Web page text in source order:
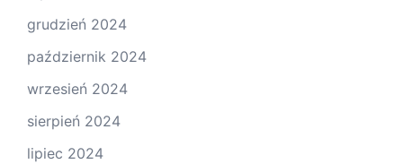
grudzień 2024
październik 2024
wrzesień 2024
sierpień 2024
lipiec 2024